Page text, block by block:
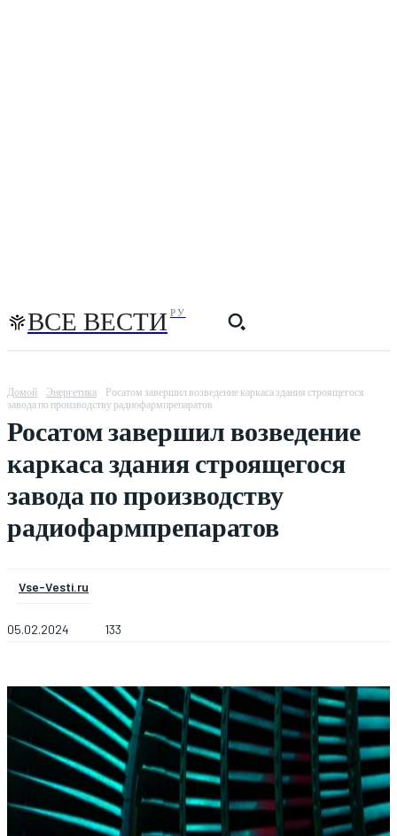
ВСЕ ВЕСТИ РУ
Домой Энергетика
Росатом завершил возведение каркаса здания строящегося
завода по производству радиофармпрепаратов
Росатом завершил возведение
каркаса здания строящегося
завода по производству
радиофармпрепаратов
Vse-Vesti.ru
05.02.2024 133